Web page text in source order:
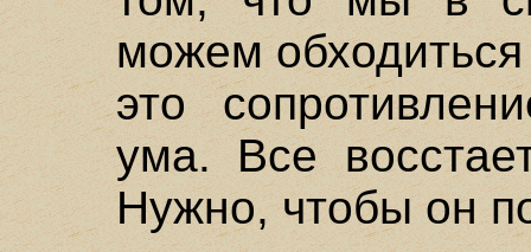
можем обходиться
это
ума. Все
Нужно, чтобы он